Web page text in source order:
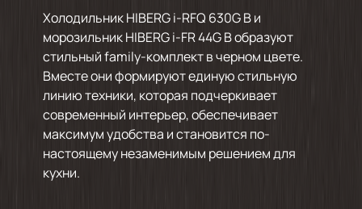
Холодильник HIBERG i-RFQ 630G B и
морозильник HIBERG i-FR 44G B образуют
стильный family-комплект в черном цвете.
Вместе они формируют единую стильную
линию техники, которая подчеркивает
современный интерьер, обеспечивает
максимум удобства и становится по-
настоящему незаменимым решением для
кухни.